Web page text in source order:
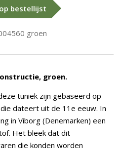
bestellijst
groen
groen.
tuniek zijn gebaseerd op
dateert uit de 11e eeuw. In
in Viborg (Denemarken) een
Het bleek dat dit
die konden worden